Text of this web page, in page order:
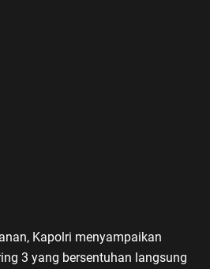
Kapolri menyampaikan
3 yang bersentuhan langsung